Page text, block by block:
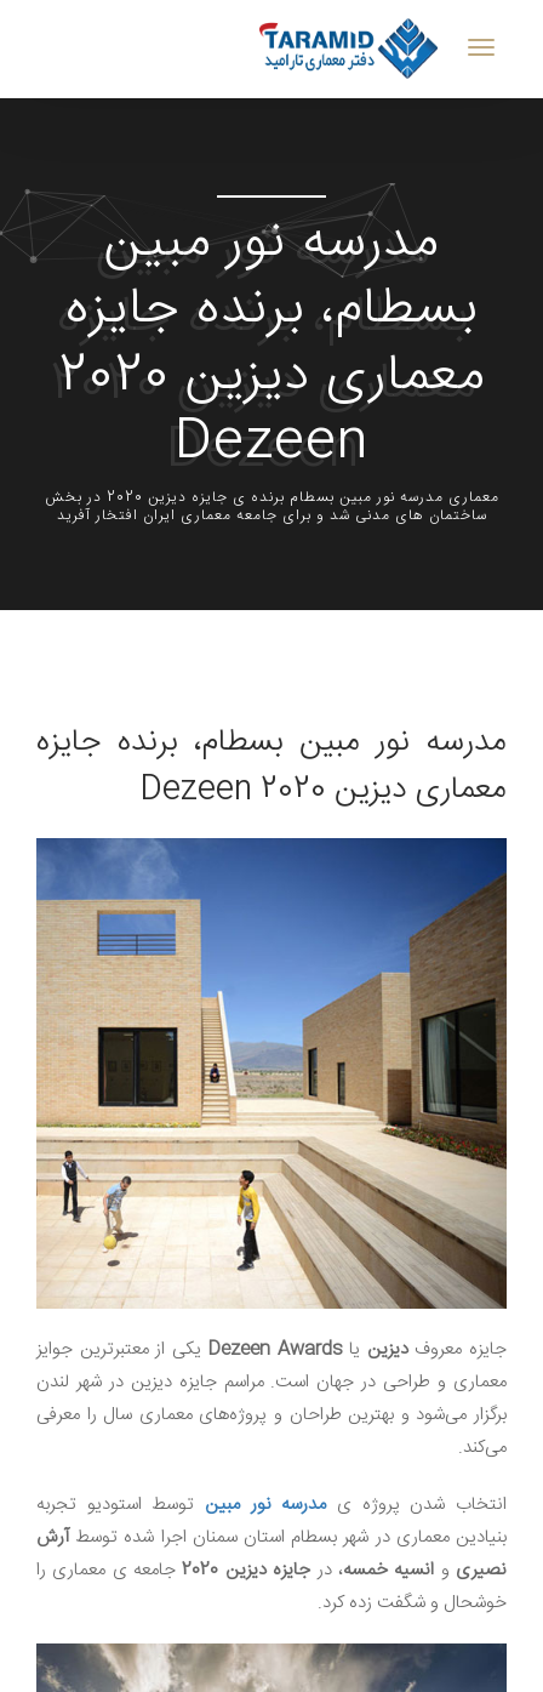
مدرسه نور مبین
بسطام، برنده جایزه
معماری دیزین 2020
Dezeen
معماری مدرسه نور مبین بسطام برنده ی جایزه دیزین 2020 در بخش
ساختمان های مدنی شد و برای جامعه معماری ایران افتخار آفرید
مدرسه نور مبین بسطام، برنده جایزه
معماری دیزین 2020 Dezeen
جایزه معروفدیزین یاDezeen Awards یکی از معتبرترین جوایز
معماری و طراحی در جهان است. مراسم جایزه دیزین در شهر لندن
برگزار می‌شود و بهترین طراحان و پروژه‌های معماری سال را معرفی
می‌کند.
انتخاب شدن پروژه ی مدرسه نور مبین توسط استودیو تجربه
بنیادین معماری در شهر بسطام استان سمنان اجرا شده توسطآرش
نصیری و انسیه خمسه، در جایزه دیزین 2020
جامعه ی معماری را
خوشحال و شگفت زده کرد.